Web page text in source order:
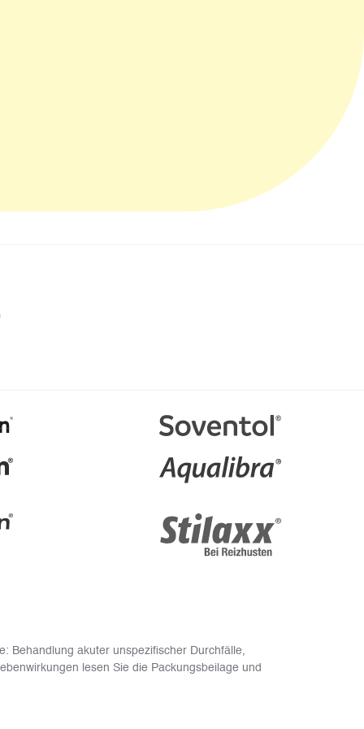
Behandlung akuter unspezifischer Durchfälle,
lesen Sie die Packungsbeilage und